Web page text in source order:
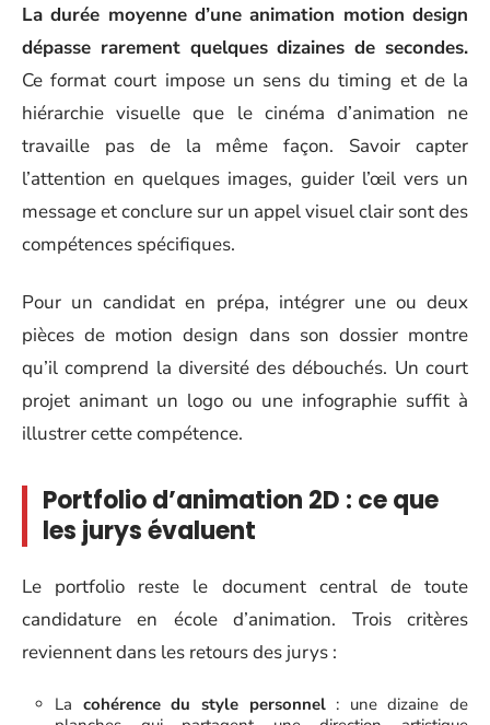
La durée moyenne d’une animation motion design
dépasse rarement quelques dizaines de secondes.
Ce format court impose un sens du timing et de la
hiérarchie visuelle que le cinéma d’animation ne
travaille pas de la même façon. Savoir capter
l’attention en quelques images, guider l’œil vers un
message et conclure sur un appel visuel clair sont des
compétences spécifiques.
Pour un candidat en prépa, intégrer une ou deux
pièces de motion design dans son dossier montre
qu’il comprend la diversité des débouchés. Un court
projet animant un logo ou une infographie suffit à
illustrer cette compétence.
Portfolio d’animation 2D : ce que
les jurys évaluent
Le portfolio reste le document central de toute
candidature en école d’animation. Trois critères
reviennent dans les retours des jurys :
La cohérence du style personnel: une dizaine de